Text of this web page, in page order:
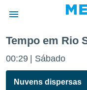
da
foi
Tempo em Rio
00:29 Sábado
Nuvens dispersas